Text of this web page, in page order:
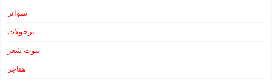
سواتر
برجولات
بيوت شعر
هناجر